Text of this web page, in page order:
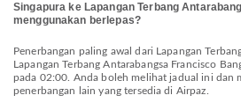
Singapura ke Lapangan Terbang
menggunakan berlepas?
Penerbangan paling awal dari Lapangan Terbang Changi Singapura ke
Lapangan Terbang Antarabangsa Francisco
pada 02:00. Anda boleh melihat jadual ini dan
penerbangan lain yang tersedia di Airpaz.